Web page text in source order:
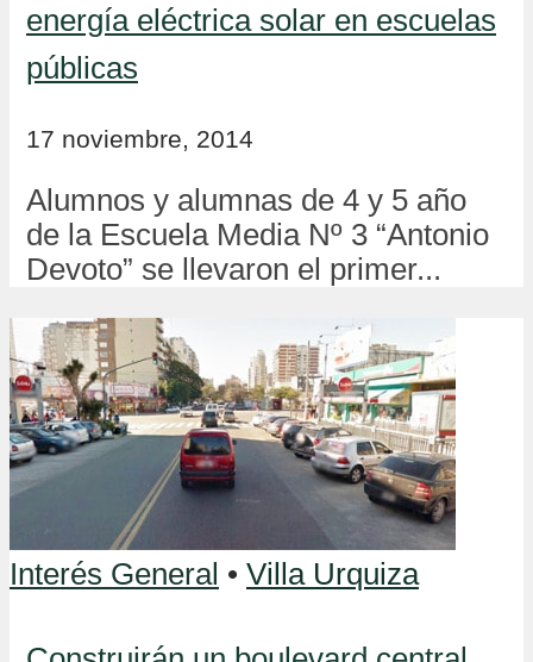
energía eléctrica solar en escuelas
públicas
17 noviembre, 2014
Alumnos y alumnas de 4 y 5 año
de la Escuela Media Nº 3 “Antonio
Devoto” se llevaron el primer...
Interés General • Villa Urquiza